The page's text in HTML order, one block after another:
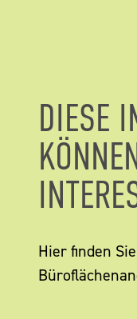
DIESE
Hier finden